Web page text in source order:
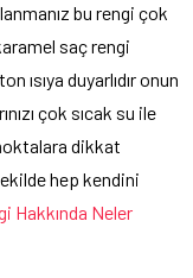
bu rengi çok
saç rengi
ısıya duyarlıdır onun
çok sıcak su ile
dikkat
hep kendini
Hakkında Neler